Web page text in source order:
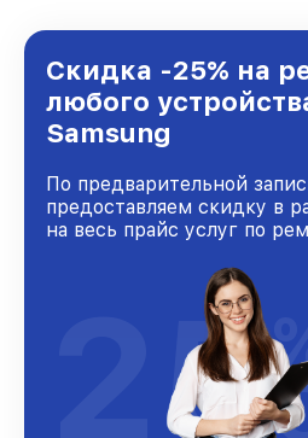
городе Краснодаре,
уровень доверия и
клиентов.
Скидка -25% на
любого
Samsung
По предварительной
предоставляем скидку в
на весь прайс услуг по
25